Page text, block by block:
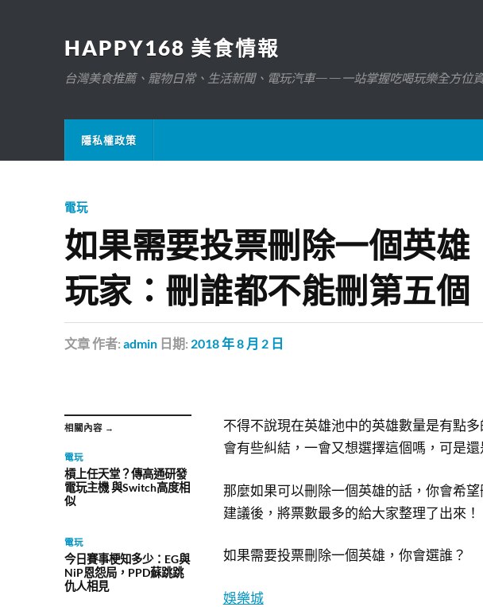
HAPPY168 美食情報
台灣美食推薦、寵物日常、生活新聞、電玩汽車——一站掌握吃喝玩樂全方位
隱私權政策
電玩
如果需要投票刪除一個英雄
玩家：刪誰都不能刪第五個
文章作者: admin 日期: 2018 年 8 月 2 日
相關內容 →
電玩
槓上任天堂？傳高通研發
電玩主機 與Switch高度相
似
電玩
今日賽事梗知多少：EG與
NiP恩怨局，PPD蘇跳跳
仇人相見
不得不說現在英雄池中的英雄數量是有點
會有些糾結，一會又想選擇這個嗎，可是
那麼如果可以刪除一個英雄的話，你會希
建議後，將票數最多的給大家整理了出來！
如果需要投票刪除一個英雄，你會選誰？
娛樂城